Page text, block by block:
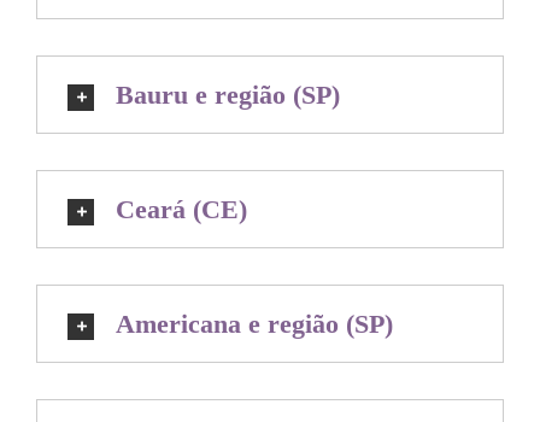
Bauru e região (SP)
Ceará (CE)
Americana e região (SP)